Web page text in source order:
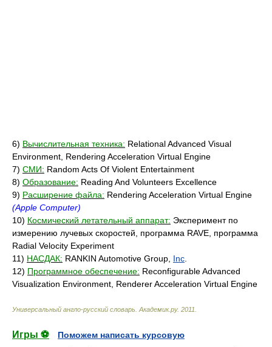
6) Вычислительная техника: Relational Advanced Visual
Environment, Rendering Acceleration Virtual Engine
7) СМИ: Random Acts Of Violent Entertainment
8) Образование: Reading And Volunteers Excellence
9) Расширение файла: Rendering Acceleration Virtual Engine
(Apple Computer)
10) Космический летательный аппарат: Эксперимент по
измерению лучевых скоростей, программа RAVE, программа
Radial Velocity Experiment
11) НАСДАК: RANKIN Automotive Group, Inc
12) Программное обеспечение: Reconfigurable Advanced
Visualization Environment, Renderer Acceleration Virtual Engine
Универсальный англо-русский словарь Академик.ру. 2011
Игры ⚽
Поможем написать курсовую